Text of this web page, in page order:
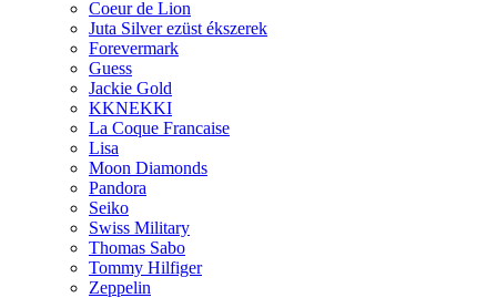
Coeur de Lion
Juta Silver ezüst ékszerek
Forevermark
Guess
Jackie Gold
KKNEKKI
La Coque Francaise
Lisa
Moon Diamonds
Pandora
Seiko
Swiss Military
Thomas Sabo
Tommy Hilfiger
Zeppelin